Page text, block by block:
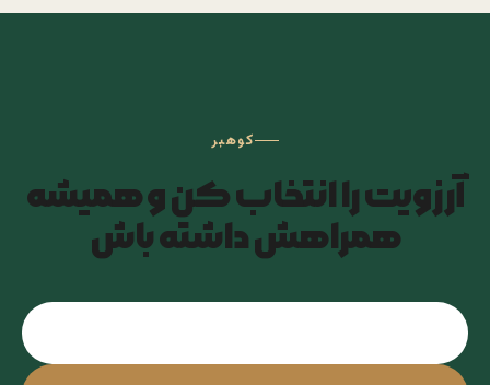
کوهبر
آرزویت را انتخاب کن و همیشه
همراهش داشته باش